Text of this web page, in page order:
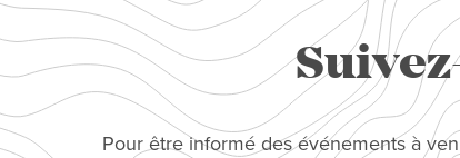
Pour être informé des événements à